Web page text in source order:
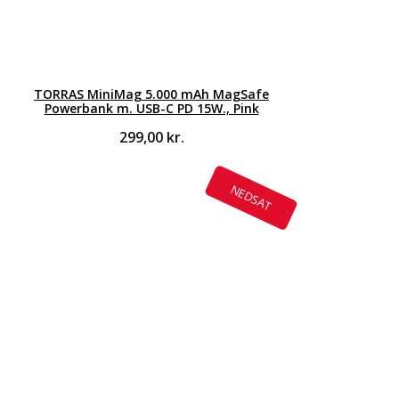
TORRAS MiniMag 5.000 mAh MagSafe
Powerbank m. USB-C PD 15W., Pink
299,00 kr.
NEDSAT